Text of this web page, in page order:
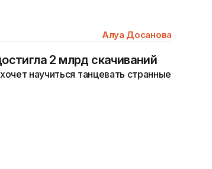
Алуа Досанова
2 млрд скачиваний
научиться танцевать странные